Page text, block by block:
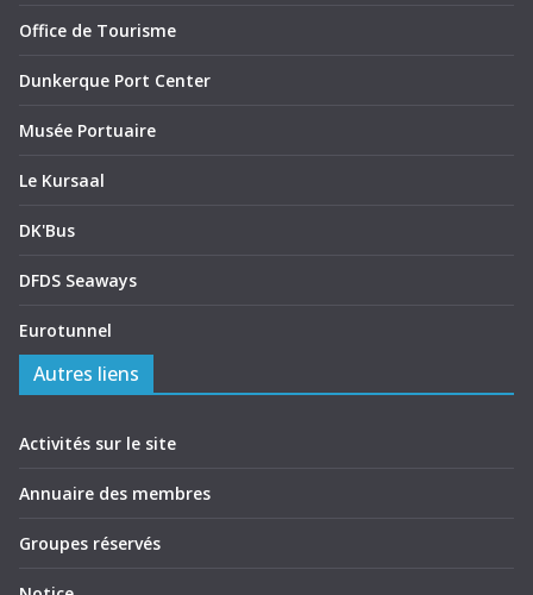
Office de Tourisme
Dunkerque Port Center
Musée Portuaire
Le Kursaal
DK'Bus
DFDS Seaways
Eurotunnel
Autres liens
Activités sur le site
Annuaire des membres
Groupes réservés